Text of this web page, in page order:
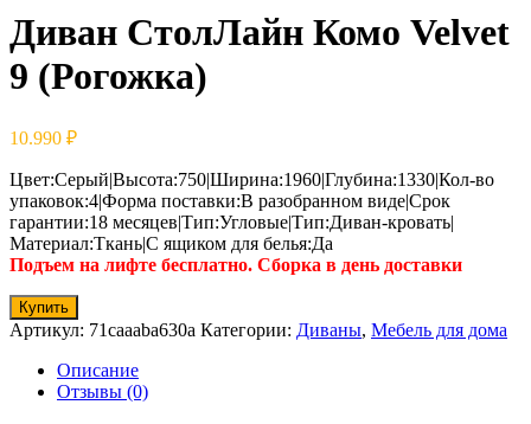
Диван СтолЛайн Комо Velvet
9 (Рогожка)
10.990 ₽
Цвет:Серый|Высота:750|Ширина:1960|Глубина:1330|Кол-во
упаковок:4|Форма поставки:В разобранном виде|Срок
гарантии:18 месяцев|Тип:Угловые|Тип:Диван-кровать|
Материал:Ткань|С ящиком для белья:Да
Подъем на лифте бесплатно. Сборка в день доставки
Купить
Артикул: 71caaaba630a Категории: Диваны, Мебель для дома
Описание
Отзывы (0)